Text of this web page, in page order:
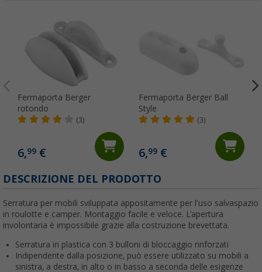
Fermaporta Berger
rotondo
(3)
6,99 €
Fermaporta Berger Ball
Style
(3)
6,99€
DESCRIZIONE DEL PRODOTTO
Serratura per mobili sviluppata appositamente per l'uso salvaspazio
in roulotte e camper. Montaggio facile e veloce. L'apertura
involontaria è impossibile grazie alla costruzione brevettata.
Serratura in plastica con 3 bulloni di bloccaggio rinforzati
Indipendente dalla posizione, può essere utilizzato su mobili a
sinistra, a destra, in alto o in basso a seconda delle esigenze